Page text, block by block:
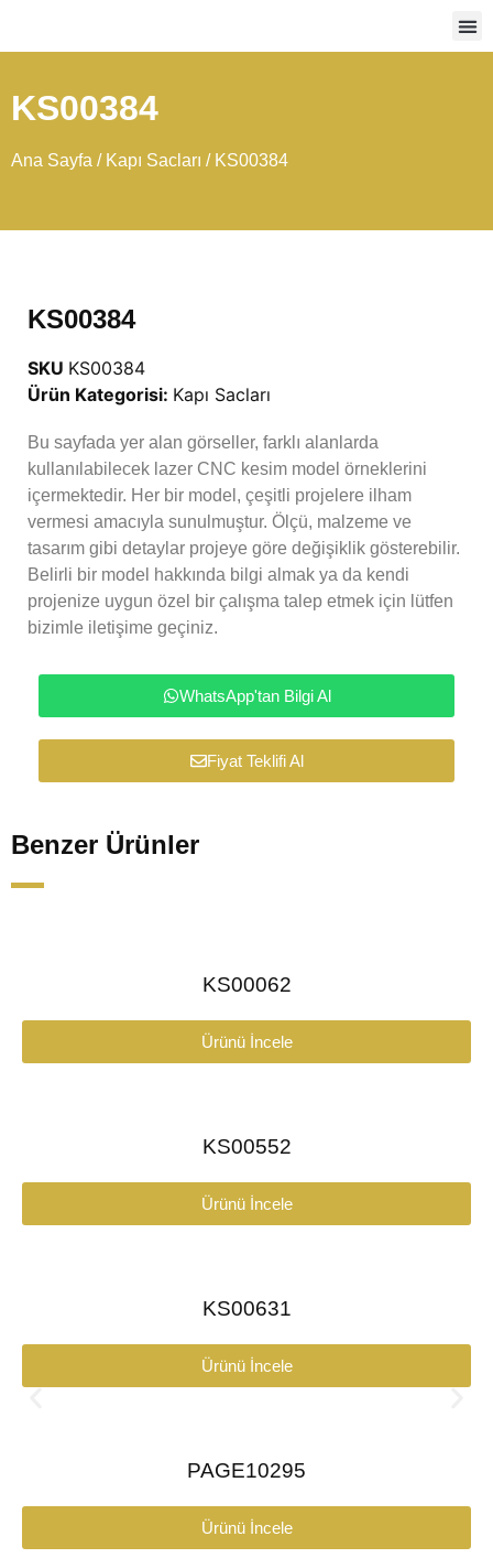
KS00384
Ana Sayfa / Kapı Sacları / KS00384
KS00384
SKU KS00384
Ürün Kategorisi: Kapı Sacları
Bu sayfada yer alan görseller, farklı alanlarda
kullanılabilecek lazer CNC kesim model örneklerini
içermektedir. Her bir model, çeşitli projelere ilham
vermesi amacıyla sunulmuştur. Ölçü, malzeme ve
tasarım gibi detaylar projeye göre değişiklik gösterebilir.
Belirli bir model hakkında bilgi almak ya da kendi
projenize uygun özel bir çalışma talep etmek için lütfen
bizimle iletişime geçiniz.
WhatsApp'tan Bilgi Al
Fiyat Teklifi Al
Benzer Ürünler
KS00062
Ürünü İncele
KS00552
Ürünü İncele
KS00631
Ürünü İncele
PAGE10295
Ürünü İncele